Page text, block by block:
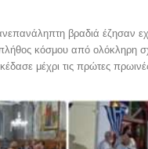
βραδιά έζησαν
κόσμου από ολόκληρη
μέχρι τις πρώτες